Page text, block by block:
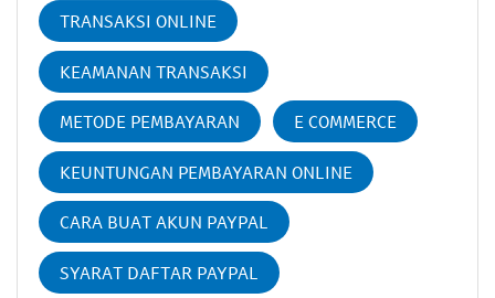
TRANSAKSI ONLINE
KEAMANAN TRANSAKSI
METODE PEMBAYARAN E COMMERCE
KEUNTUNGAN PEMBAYARAN ONLINE
CARA BUAT AKUN PAYPAL
SYARAT DAFTAR PAYPAL